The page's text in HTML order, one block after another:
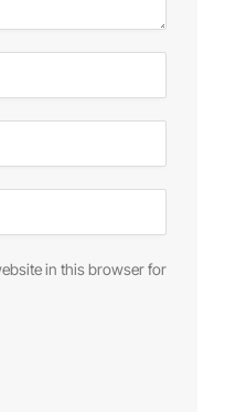
in this browser for